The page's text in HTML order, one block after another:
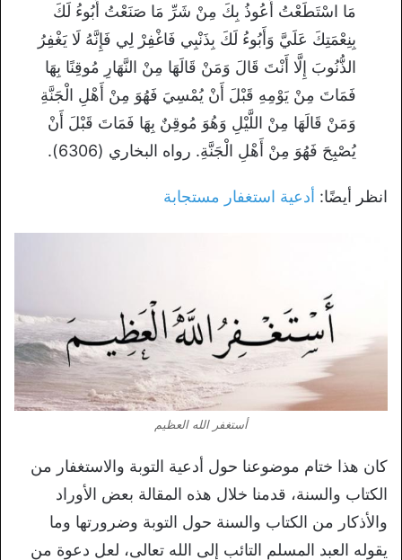
مَا اسْتَطَعْتُ أَعُوذُ بِكَ مِنْ شَرِّ مَا صَنَعْتُ أَبُوءُ لَكَ
بِنِعْمَتِكَ عَلَيَّ وَأَبُوءُ لَكَ بِذَنْبِي فَاغْفِرْ لِي فَإِنَّهُ لَا يَغْفِرُ
الذُّنُوبَ إِلَّا أَنْتَ قَالَ وَمَنْ قَالَهَا مِنْ النَّهَارِ مُوقِنًا بِهَا
فَمَاتَ مِنْ يَوْمِهِ قَبْلَ أَنْ يُمْسِيَ فَهُوَ مِنْ أَهْلِ الْجَنَّةِ
وَمَنْ قَالَهَا مِنْ اللَّيْلِ وَهُوَ مُوقِنٌ بِهَا فَمَاتَ قَبْلَ أَنْ
يُصْبِحَ فَهُوَ مِنْ أَهْلِ الْجَنَّةِ. رواه البخاري (6306).
انظر أيضًا: أدعية استغفار مستجابة
أستغفر الله العظيم
كان هذا ختام موضوعنا حول أدعية التوبة والاستغفار من
الكتاب والسنة، قدمنا خلال هذه المقالة بعض الأوراد
والأذكار من الكتاب والسنة حول التوبة وضرورتها وما
يقوله العبد المسلم التائب إلى الله تعالى، لعل دعوة من